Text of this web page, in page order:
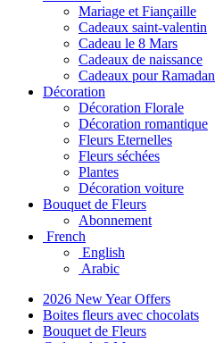
Mariage et Fiançaille
Cadeaux saint-valentin
Cadeau le 8 Mars
Cadeaux de naissance
Cadeaux pour Ramadan
Décoration
Décoration Florale
Décoration romantique
Fleurs Eternelles
Fleurs séchées
Plantes
Décoration voiture
Bouquet de Fleurs
Abonnement
French
English
Arabic
2026 New Year Offers
Boites fleurs avec chocolats
Bouquet de Fleurs